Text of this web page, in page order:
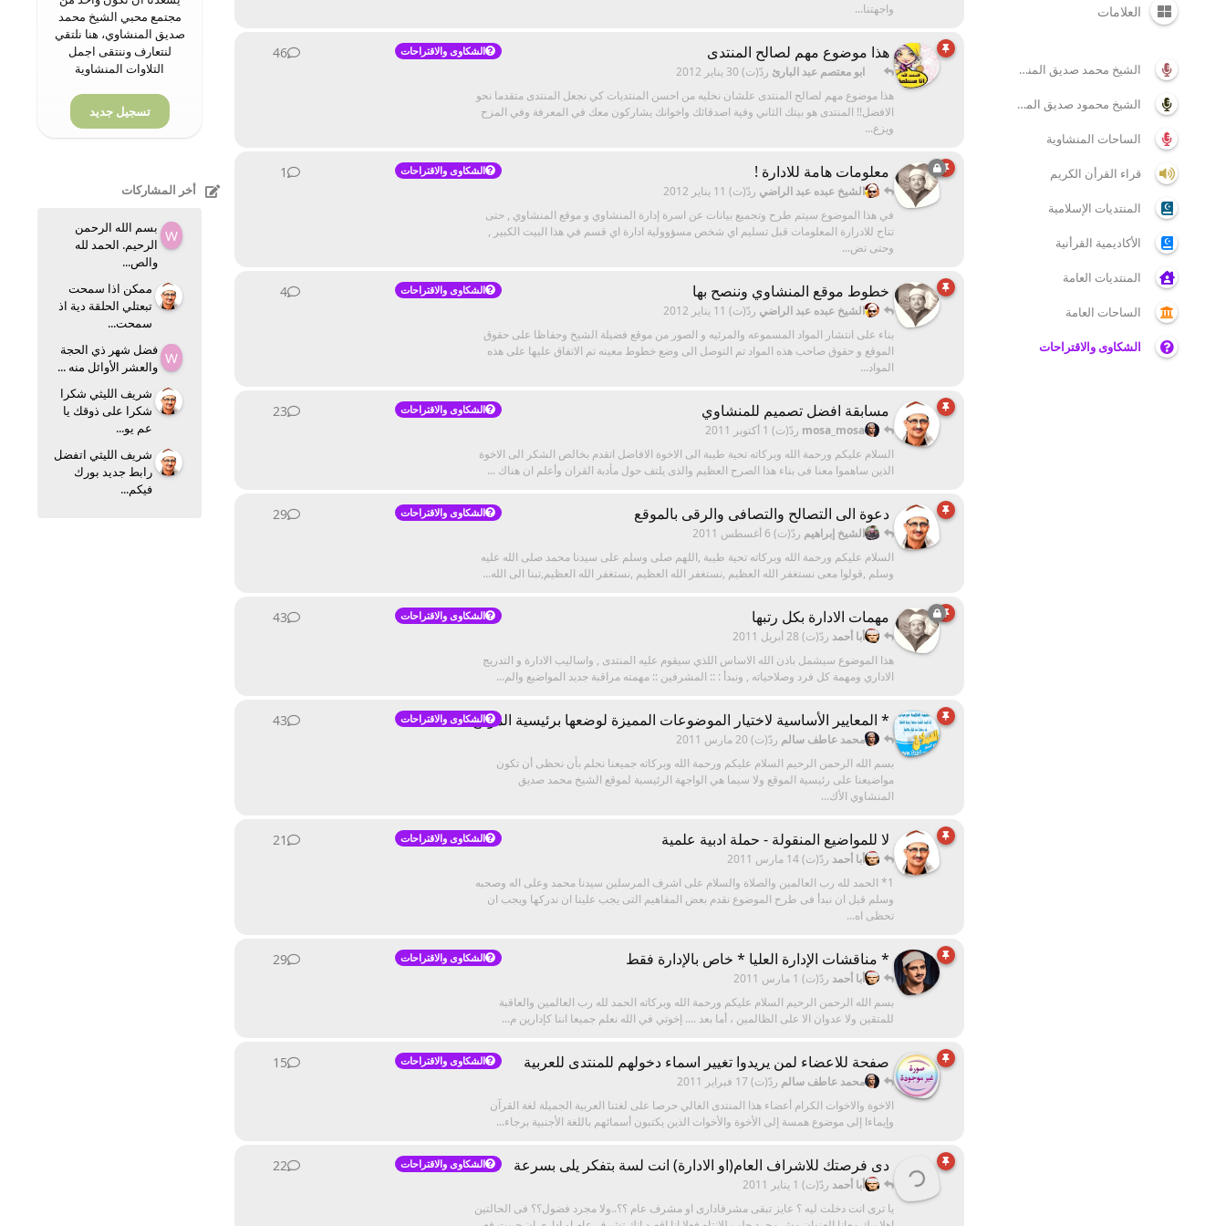
العلامات
الشيخ محمد صديق المنشاوي
الشيخ محمود صديق المنشاوى
الساحات المنشاوية
قراء القرأن الكريم
المنتديات الإسلامية
الأكاديمية القرأنية
المنتديات العامة
الساحات العامة
الشكاوى والاقتراحات
واجهتنا...
هذا موضوع مهم لصالح المنتدى الشكاوى والاقتراحات
ابو معتصم عبد البارئ ردّ(ت) 30 يناير 2012
هذا موضوع مهم لصالح المنتدى علشان نخليه من احسن المنتديات كي نجعل المنتدى متقدما نحو
الافضل!! المنتدى هو بيتك الثاني وفية اصدقائك واخوانك يشاركون معك في المعرفة وفي المزح
ويزع...
46
معلومات هامة للادارة ! الشكاوى والاقتراحات
الشيخ عبده عبد الراضي ردّ(ت) 11 يناير 2012
في هذا الموضوع سيتم طرح وتجميع بيانات عن اسرة إدارة المنشاوي و موقع المنشاوي , حتى
تتاح للادرارة المعلومات قبل تسليم اي شخص مسؤوولية ادارة اي قسم في هذا البيت الكبير ,
وحتى تض...
1
خطوط موقع المنشاوي وننصح بها الشكاوى والاقتراحات
الشيخ عبده عبد الراضي ردّ(ت) 11 يناير 2012
بناء على انتشار المواد المسموعه والمرئيه و الصور من موقع فضيلة الشيخ وحفاظا على حقوق
الموقع و حقوق صاحب هذه المواد تم التوصل الى وضع خطوط معينه تم الاتفاق عليها على هذه
المواد...
4
مسابقة افضل تصميم للمنشاوي الشكاوى والاقتراحات
mosa_mosa ردّ(ت) 1 أكتوبر 2011
السلام عليكم ورحمة الله وبركاته تحية طيبة الى الاخوة الافاضل اتقدم بخالص الشكر الى الاخوة
الذين ساهموا معنا فى بناء هذا الصرح العظيم والذى يلتف حول مأدبة القران وأعلم ان هناك ...
23
دعوة الى التصالح والتصافى والرقى بالموقع الشكاوى والاقتراحات
الشيخ إبراهيم ردّ(ت) 6 أغسطس 2011
السلام عليكم ورحمة الله وبركاته تحية طيبة ,اللهم صلى وسلم على سيدنا محمد صلى الله عليه
وسلم ,قولوا معى نستغفر الله العظيم ,نستغفر الله العظيم ,نستغفر الله العظيم,تبنا الى الله...
29
مهمات الادارة بكل رتبها الشكاوى والاقتراحات
أبا أحمد ردّ(ت) 28 أبريل 2011
هذا الموضوع سيشمل باذن الله الاساس اللذي سيقوم عليه المنتدى , واساليب الادارة و التدريج
الاداري ومهمة كل فرد وصلاحياته , ونبدأ : :: المشرفين :: مهمته مراقبة جديد المواضيع والم...
43
* المعايير الأساسية لاختيار الموضوعات المميزة لوضعها برئيسية الموقع *الشكاوى والاقتراحات
محمد عاطف سالم ردّ(ت) 20 مارس 2011
بسم الله الرحمن الرحيم السلام عليكم ورحمة الله وبركاته جميعنا نحلم بأن نحظى أن تكون
مواضيعنا على رئيسية الموقع ولا سيما هي الواجهة الرئيسية لموقع الشيخ محمد صديق
المنشاوي الأك...
43
لا للمواضيع المنقولة - حملة ادبية علمية الشكاوى والاقتراحات
أبا أحمد ردّ(ت)14 مارس 2011
1* الحمد لله رب العالمين والصلاة والسلام على اشرف المرسلين سيدنا محمد وعلى اله وصحبه
وسلم قبل ان نبدأ فى طرح الموضوع نقدم بعض المفاهيم التى يجب علينا ان ندركها ويجب ان
تحظى اه...
21
* مناقشات الإدارة العليا * خاص بالإدارة فقط الشكاوى والاقتراحات
أبا أحمد ردّ(ت) 1 مارس 2011
بسم الله الرحمن الرحيم السلام عليكم ورحمة الله وبركاته الحمد لله رب العالمين والعاقبة
للمتقين ولا عدوان الا على الظالمين ، أما بعد .... إخوتي في الله نعلم جميعا اننا كإدارين م...
29
صفحة للاعضاء لمن يريدوا تغيير اسماء دخولهم للمنتدى للعربية الشكاوى والاقتراحات
محمد عاطف سالم ردّ(ت) 17 فبراير 2011
الاخوة والاخوات الكرام أعضاء هذا المنتدى الغالي حرصا على لغتنا العربية الجميلة لغة القرآن
وإيماءا إلى موضوع همسة إلى الأخوة والأخوات الذين يكتبون أسمائهم باللغة الأجنبية برجاء...
15
دى فرصتك للاشراف العام(او الادارة) انت لسة بتفكر يلى بسرعة الشكاوى والاقتراحات
أبا أحمد ردّ(ت) 1 يناير 2011
يا ترى انت دخلت ليه ؟ عايز تبقى مشرفادارى او مشرف عام ؟؟..ولا مجرد فضول؟؟ فى الحالتين
22
مجتمع محبي الشيخ محمد
صديق المنشاوي، هنا نلتقي
لنتعارف وننتقى اجمل
التلاوات المنشاوية
تسجيل جديد
أخر المشاركات
W بسم الله الرحمن
الرحيم. الحمد لله
والص...
ممكن اذا سمحت
تبعتلي الحلقة دية اذ
سمحت...
W فضل شهر ذي الحجة
والعشر الأوائل منه ...
شريف الليثي شكرا
شكرا على ذوقك يا
عم يو...
شريف الليثي اتفضل
رابط جديد بورك
فيكم...